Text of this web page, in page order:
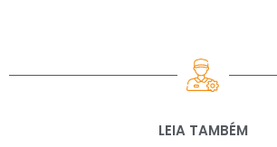
LEIA TAMBÉM